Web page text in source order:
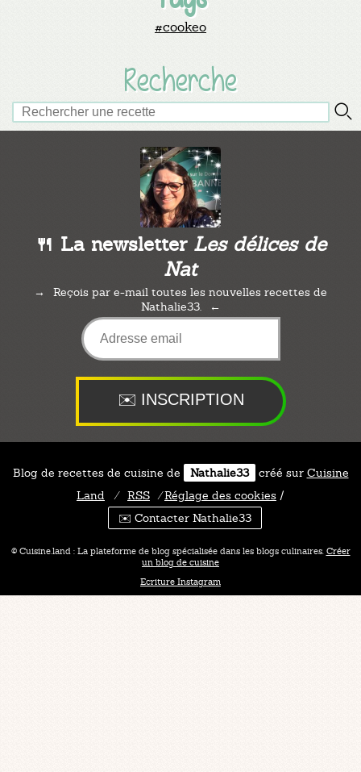
#cookeo
Recherche
🍴 La newsletter Les délices de
Nat
Reçois par e-mail toutes les nouvelles recettes de
Nathalie33.
Blog de recettes de cuisine de Nathalie33 créé sur Cuisine
Land
⁄ RSS ⁄Réglage des cookies /
✉️ Contacter Nathalie33
© Cuisine.land : La plateforme de blog spécialisée dans les blogs culinaires. Créer
un blog de cuisine
Ecriture Instagram